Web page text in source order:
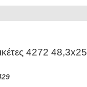
4272